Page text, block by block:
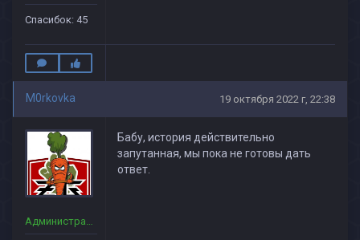
Спасибок: 45
M0rkovka 19 октября 2022 г, 22:38
Администраторы
Бабу, история действительно
запутанная, мы пока не готовы дать
ответ.